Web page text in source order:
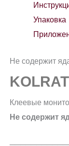
Упаковка
Не содержит
KOLRAT
Клеевые
Не содержит